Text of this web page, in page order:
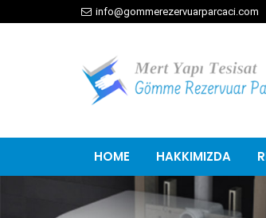
info@gommerezervuarparcaci.com
HOME HAKKIMIZDA